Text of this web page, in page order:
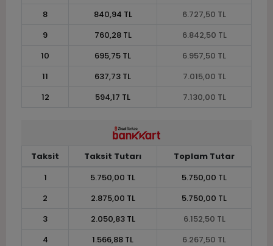
8
840,94 TL
6.727,50 TL
9
760,28 TL
6.842,50 TL
10
695,75 TL
6.957,50 TL
11
637,73 TL
7.015,00 TL
12
594,17 TL 7.130,00 TL
Taksit Taksit Tutarı
Toplam Tutar
1
5.750,00 TL
5.750,00 TL
2
2.875,00 TL
5.750,00 TL
3
2.050,83 TL
6.152,50 TL
4
1.566,88 TL
6.267,50 TL